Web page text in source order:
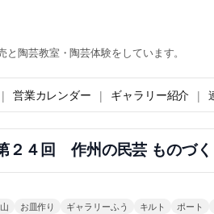
陶芸教室・陶芸体験をしています。
営業カレンダー ギャラリー紹介
２４回 作州の民芸 ものづ
お皿作り ギャラリーふう キルト ポート